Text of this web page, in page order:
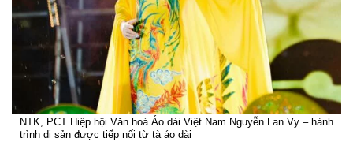
NTK, PCT Hiệp hội Văn hoá Áo dài Việt Nam Nguyễn Lan Vy – hành
trình di sản được tiếp nối từ tà áo dài